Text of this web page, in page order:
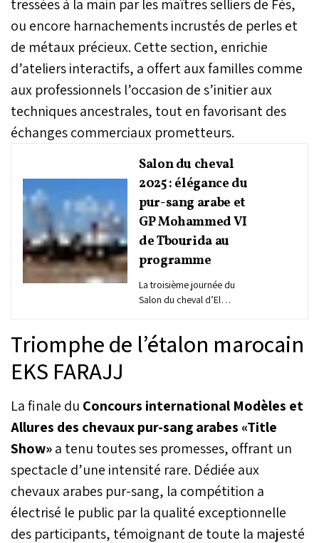
tressées à la main par les maîtres selliers de Fès,
ou encore harnachements incrustés de perles et
de métaux précieux. Cette section, enrichie
d’ateliers interactifs, a offert aux familles comme
aux professionnels l’occasion de s’initier aux
techniques ancestrales, tout en favorisant des
échanges commerciaux prometteurs.
Salon du cheval
2025 : élégance du
pur-sang arabe et
GP Mohammed VI
de Tbourida au
programme
La troisième journée du
Salon du cheval d’El
particulière au niveau des
pu admirer toute la beauté
de cette race à l’occasion
des épreuves
qualificatives du Concours
international Modèles et
Allures des chevaux pur-
sang arabes – Title Show.
Pour les passionnés de
l’art ancestral de la
Tbourida, la journée a
Triomphe de l’étalon marocain
EKS FARAJJ
La finale du Concours international Modèles et
Allures des chevaux pur-sang arabes «Title
Show»a tenu toutes ses promesses, offrant un
spectacle d’une intensité rare. Dédiée aux
chevaux arabes pur-sang, la compétition a
électrisé le public par la qualité exceptionnelle
des participants, témoignant de toute la majesté